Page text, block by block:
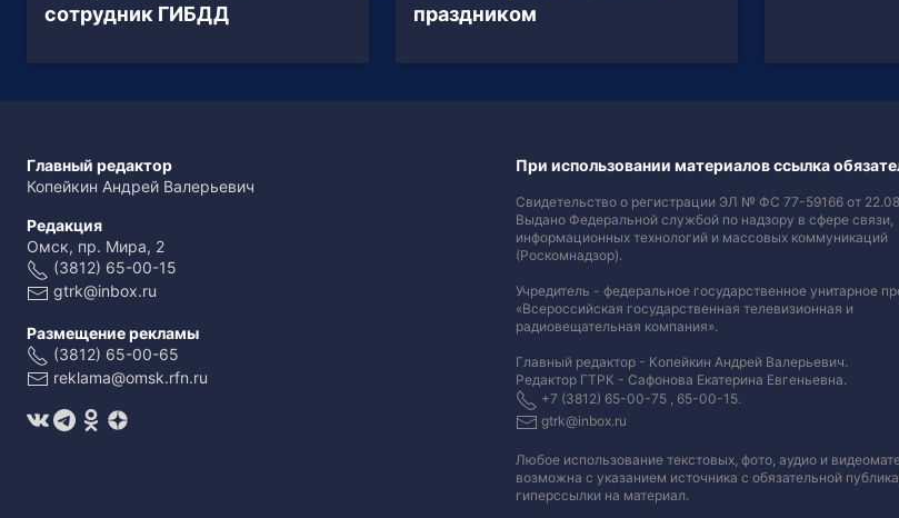
сотрудник ГИБДД
праздником
Главный редактор
Копейкин Андрей Валерьевич
Редакция
Омск, пр. Мира, 2
(3812) 65-00-15
gtrk@inbox.ru
Размещение рекламы
(3812) 65-00-65
reklama@omsk.rfn.ru
При использовании материалов ссылка
Свидетельство о регистрации ЭЛ № ФС 77-59166 от
Выдано Федеральной службой по надзору в сфере связи,
информационных технологий и массовых коммуникаций
(Роскомнадзор).
Учредитель - федеральное государственное унитарное
«Всероссийская государственная телевизионная и
радиовещательная компания».
Главный редактор - Копейкин Андрей Валерьевич.
Редактор ГТРК - Сафонова Екатерина Евгеньевна.
+7 (3812) 65-00-75 , 65-00-15.
gtrk@inbox.ru
Любое использование текстовых, фото, аудио и
возможна с указанием источника с обязательной
гиперссылки на материал.